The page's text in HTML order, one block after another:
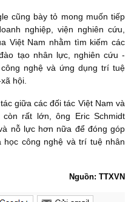
cũng bày tỏ mong muốn tiếp
nghiệp, viện nghiên cứu,
Việt Nam nhằm tìm kiếm các
tạo nhân lực, nghiên cứu -
nghệ và ứng dụng trí tuệ
hội.
giữa các đối tác Việt Nam và
rất lớn, ông Eric Schmidt
nỗ lực hơn nữa để đóng góp
công nghệ và trí tuệ nhân
Nguồn: TTXVN